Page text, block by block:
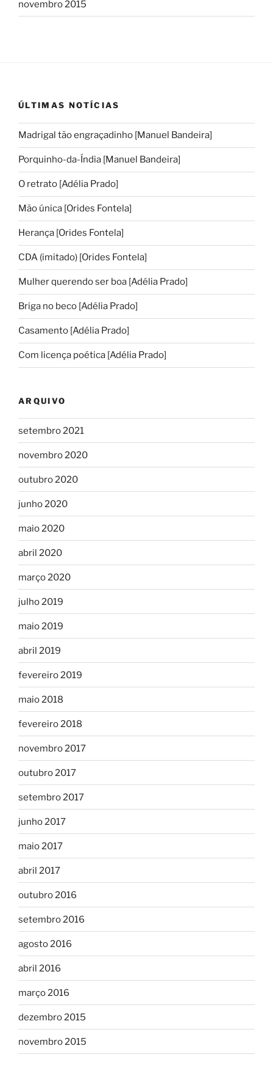
novembro 2015
ÚLTIMAS NOTÍCIAS
Madrigal tão engraçadinho [Manuel Bandeira]
Porquinho-da-Índia [Manuel Bandeira]
O retrato [Adélia Prado]
Mão única [Orides Fontela]
Herança [Orides Fontela]
CDA (imitado) [Orides Fontela]
Mulher querendo ser boa [Adélia Prado]
Briga no beco [Adélia Prado]
Casamento [Adélia Prado]
Com licença poética [Adélia Prado]
ARQUIVO
setembro 2021
novembro 2020
outubro 2020
junho 2020
maio 2020
abril 2020
março 2020
julho 2019
maio 2019
abril 2019
fevereiro 2019
maio 2018
fevereiro 2018
novembro 2017
outubro 2017
setembro 2017
junho 2017
maio 2017
abril 2017
outubro 2016
setembro 2016
agosto 2016
abril 2016
março 2016
dezembro 2015
novembro 2015